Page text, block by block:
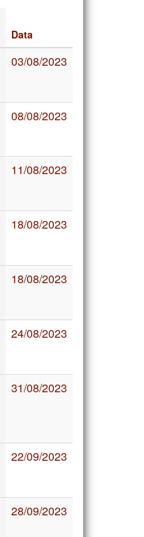
Data
03/08/2023
08/08/2023
11/08/2023
18/08/2023
18/08/2023
24/08/2023
31/08/2023
22/09/2023
28/09/2023